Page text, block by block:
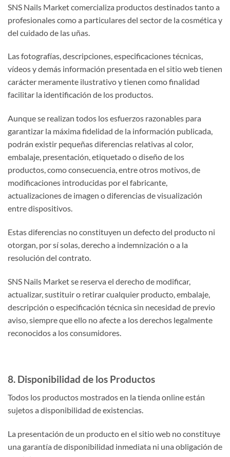
SNS Nails Market comercializa productos destinados tanto a
profesionales como a particulares del sector de la cosmética y
del cuidado de las uñas.
Las fotografías, descripciones, especificaciones técnicas,
vídeos y demás información presentada en el sitio web tienen
carácter meramente ilustrativo y tienen como finalidad
facilitar la identificación de los productos.
Aunque se realizan todos los esfuerzos razonables para
garantizar la máxima fidelidad de la información publicada,
podrán existir pequeñas diferencias relativas al color,
embalaje, presentación, etiquetado o diseño de los
productos, como consecuencia, entre otros motivos, de
modificaciones introducidas por el fabricante,
actualizaciones de imagen o diferencias de visualización
entre dispositivos.
Estas diferencias no constituyen un defecto del producto ni
otorgan, por sí solas, derecho a indemnización o a la
resolución del contrato.
SNS Nails Market se reserva el derecho de modificar,
actualizar, sustituir o retirar cualquier producto, embalaje,
descripción o especificación técnica sin necesidad de previo
aviso, siempre que ello no afecte a los derechos legalmente
reconocidos a los consumidores.
8. Disponibilidad de los Productos
Todos los productos mostrados en la tienda online están
sujetos a disponibilidad de existencias.
La presentación de un producto en el sitio web no constituye
una garantía de disponibilidad inmediata ni una obligación de